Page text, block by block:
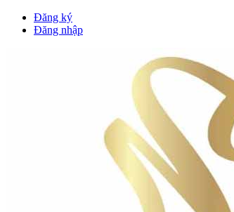
Đăng ký
Đăng nhập